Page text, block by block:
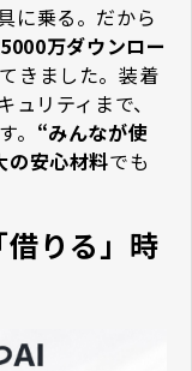
に乗る。だから
万ダウンロー
きました。装着
リティまで、
“みんなが使
の安心材料でも
りる」時